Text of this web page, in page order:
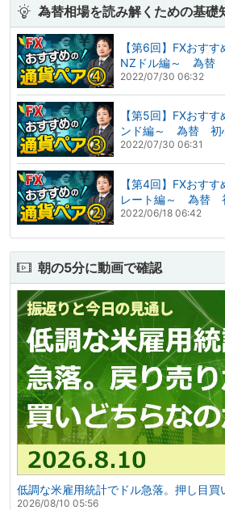
為替相場を読み解くための基礎
【第6回】FXおす
NZドル編～ 為替
2022/07/30 06:32
【第5回】FXおす
ンド編～ 為替 初
2022/07/30 06:31
【第4回】FXおす
レート編～ 為替
2022/06/18 06:42
朝の5分に動画で確認
低調な米雇用統計でドル急落。押し目買
2026/08/10 05:56